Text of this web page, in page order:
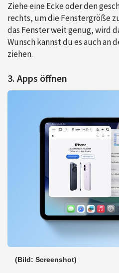
Ziehe eine Ecke oder den
rechts, um die Fenstergröße
das Fenster weit genug, wird
Wunsch kannst du es auch an
ziehen.
3. Apps öffnen
(Bild: Screenshot)